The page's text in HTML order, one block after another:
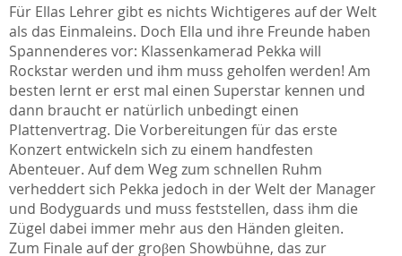
Für Ellas Lehrer gibt es nichts Wichtigeres auf der Welt
als das Einmaleins. Doch Ella und ihre Freunde haben
Spannenderes vor: Klassenkamerad Pekka will
Rockstar werden und ihm muss geholfen werden! Am
besten lernt er erst mal einen Superstar kennen und
dann braucht er natürlich unbedingt einen
Plattenvertrag. Die Vorbereitungen für das erste
Konzert entwickeln sich zu einem handfesten
Abenteuer. Auf dem Weg zum schnellen Ruhm
verheddert sich Pekka jedoch in der Welt der Manager
und Bodyguards und muss feststellen, dass ihm die
Zügel dabei immer mehr aus den Händen gleiten.
Zum Finale auf der groβen Showbühne, das zur